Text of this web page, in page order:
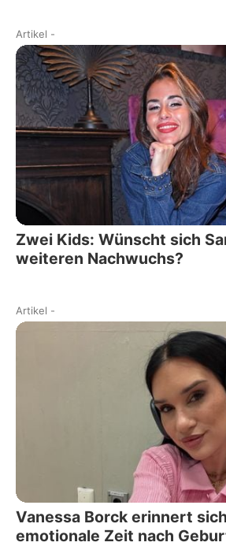
Artikel -
Zwei Kids: Wünscht sich
weiteren Nachwuchs?
Artikel -
Vanessa Borck erinnert
emotionale Zeit nach